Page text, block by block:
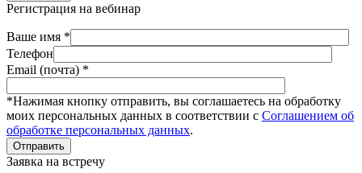
Регистрация на вебинар
Ваше имя *
Телефон
Email (почта) *
*Нажимая кнопку отправить, вы соглашаетесь на обработку
моих персональных данных в соответствии с Соглашением об
обработке персональных данных.
Отправить
Заявка на встречу